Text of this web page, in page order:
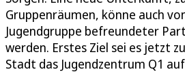
Gruppenräumen, könne auch
Jugendgruppe befreundeter
werden. Erstes Ziel sei es jetzt
Stadt das Jugendzentrum Q1